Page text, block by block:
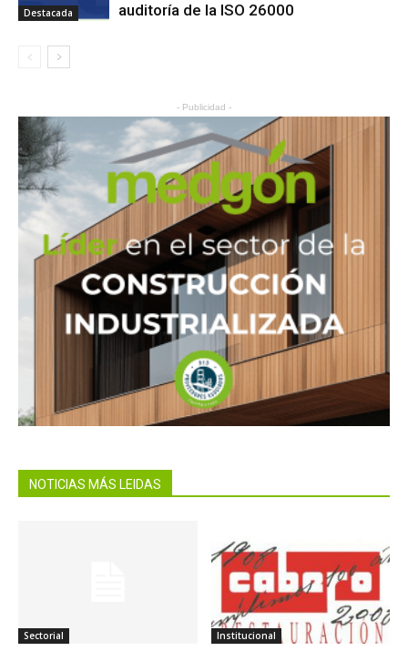
Destacada auditoría de la ISO 26000
- Publicidad -
NOTICIAS MÁS LEIDAS
Sectorial Institucional